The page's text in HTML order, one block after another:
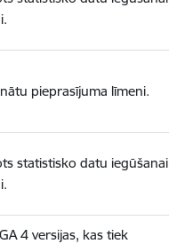
pieprasījuma līmeni.
statistisko datu iegūšanai
4 versijas, kas tiek